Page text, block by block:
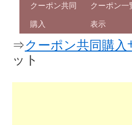
クーポン共同
購入
クーポン一
表示
⇒クーポン共同購
ット